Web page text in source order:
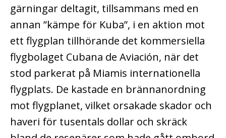
gärningar deltagit, tillsammans med en
annan ”kämpe för Kuba”, i en aktion mot
ett flygplan tillhörande det kommersiella
flygbolaget Cubana de Aviación, när det
stod parkerat på Miamis internationella
flygplats. De kastade en brännanordning
mot flygplanet, vilket orsakade skador och
haveri för tusentals dollar och skräck